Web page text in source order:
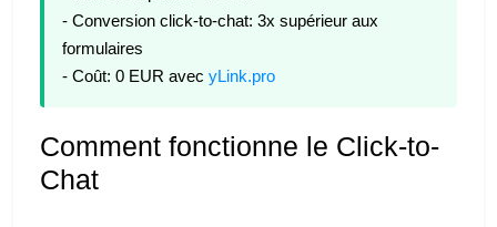
- Conversion click-to-chat: 3x supérieur aux
formulaires
- Coût: 0 EUR avec yLink.pro
Comment fonctionne le Click-to-
Chat